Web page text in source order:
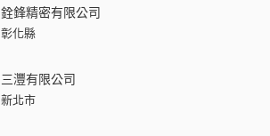
銓鋒精密有限公司
彰化縣
三灃有限公司
新北市